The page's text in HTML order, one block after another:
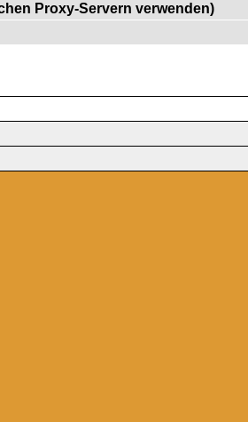
Proxy-Servern verwenden)